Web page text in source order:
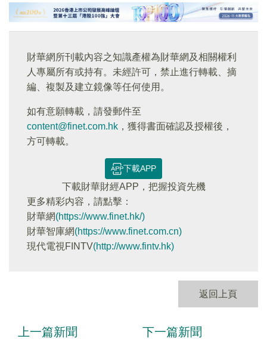
財華網所刊載內容之知識產權為財華網及相關權利
人專屬所有或持有。未經許可，禁止進行轉載、摘
編、複製及建立鏡像等任何使用。
如有意願轉載，請發郵件至
content@finet.com.hk ，獲得書面確認及授權後，
方可轉載。
下載APP
下載財華財經APP，把握投資先機
更多精彩内容，請點擊：
財華網(https://www.finet.hk/)
財華智庫網(https://www.finet.com.cn)
現代電視FINTV(http://www.fintv.hk)
返回上頁
上一篇新聞 下一篇新聞